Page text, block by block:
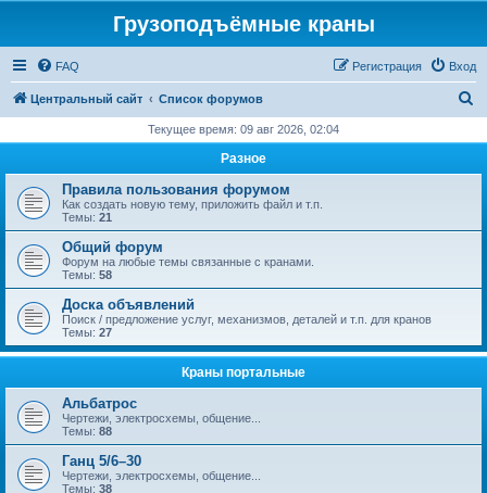
Грузоподъёмные краны
FAQ Вход
Регистрация
Центральный сайт Список форумов
с
Текущее время: 09 авг 2026, 02:04
Разное
Правила пользования форумом
Как создать новую тему, приложить файл и т.п.
Темы: 21
Общий форум
Форум на любые темы связанные с кранами.
Темы: 58
Доска объявлений
Поиск / предложение услуг, механизмов, деталей и т.п. для кранов
Темы: 27
Краны портальные
Альбатрос
Чертежи, электросхемы, общение...
Темы: 88
Ганц 5/6–30
Чертежи, электросхемы, общение...
Темы: 38